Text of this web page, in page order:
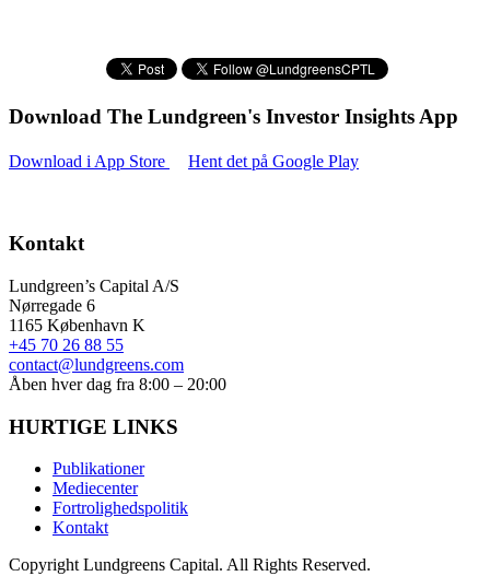
Download The Lundgreen's Investor Insights App
Download i App Store Hent det på Google Play
Kontakt
Lundgreen’s Capital A/S
Nørregade 6
1165 København K
+45 70 26 88 55
contact@lundgreens.com
Åben hver dag fra 8:00 – 20:00
HURTIGE LINKS
Publikationer
Mediecenter
Fortrolighedspolitik
Kontakt
Copyright Lundgreens Capital. All Rights Reserved.